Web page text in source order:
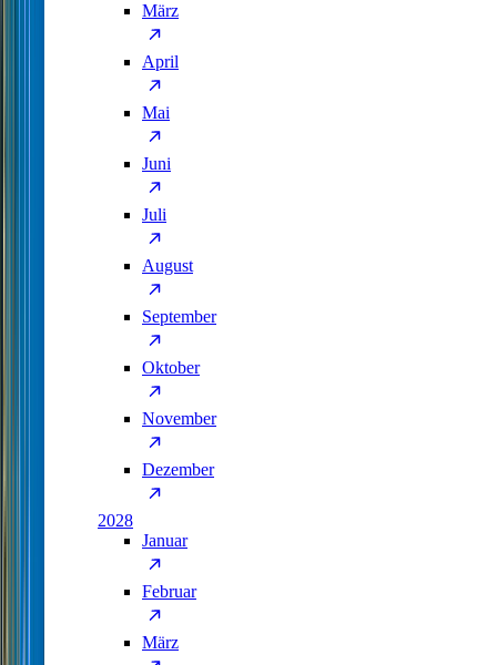
März
April
Mai
Juni
Juli
August
September
Oktober
November
Dezember
2028
Januar
Februar
März